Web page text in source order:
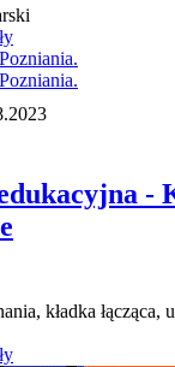
-
kładka łącząca,